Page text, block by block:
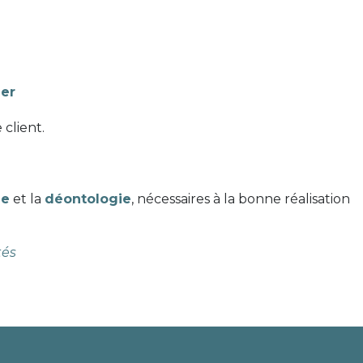
client.
et la déontologie, nécessaires à la bonne réalisation